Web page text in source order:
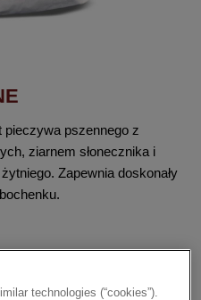
pieczywa pszennego z
ziarnem słonecznika i
Zapewnia doskonały
technologies (“cookies”).